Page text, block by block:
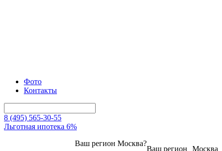
Фото
Контакты
8 (495) 565-30-55
Льготная ипотека 6%
Москва
Ваш регион
Ваш регион Москва?